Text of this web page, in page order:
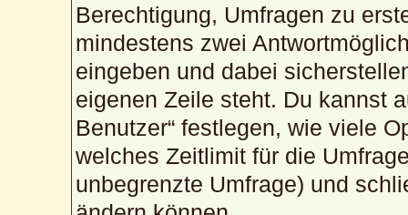
Berechtigung, Umfragen zu
mindestens zwei
eingeben und dabei
eigenen Zeile steht. Du kannst
Benutzer“ festlegen, wie viele
welches Zeitlimit für die
unbegrenzte Umfrage) und